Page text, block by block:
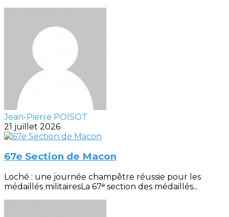
Jean-Pierre POISOT
21 juillet 2026
67e Section de Macon
Loché : une journée champêtre réussie pour les
médaillés militairesLa 67ᵉ section des médaillés...